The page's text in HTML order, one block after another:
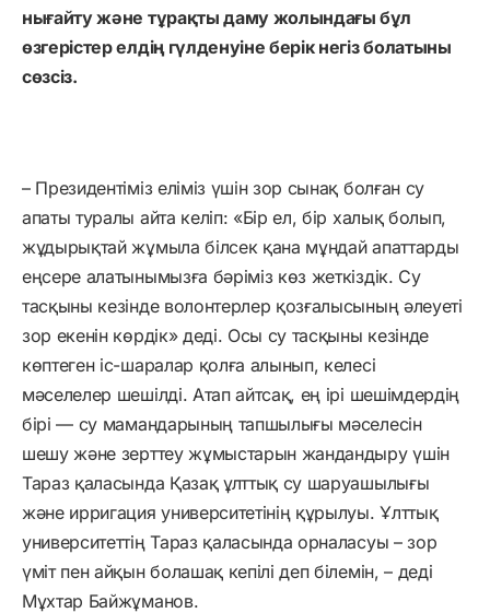
нығайту және тұрақты даму жолындағы бұл
өзгерістер елдің гүлденуіне берік негіз болатыны
сөзсіз.
– Президентіміз еліміз үшін зор сынақ болған су
апаты туралы айта келіп: «Бір ел, бір халық болып,
жұдырықтай жұмыла білсек қана мұндай апаттарды
еңсере алатынымызға бәріміз көз жеткіздік. Су
тасқыны кезінде волонтерлер қозғалысының әлеуеті
зор екенін көрдік» деді. Осы су тасқыны кезінде
көптеген іс-шаралар қолға алынып, келесі
мәселелер шешілді. Атап айтсақ, ең ірі шешімдердің
бірі — су мамандарының тапшылығы мәселесін
шешу және зерттеу жұмыстарын жандандыру үшін
Тараз қаласында Қазақ ұлттық су шаруашылығы
және ирригация университетінің құрылуы. Ұлттық
университеттің Тараз қаласында орналасуы – зор
үміт пен айқын болашақ кепілі деп білемін, – деді
Мұхтар Байжұманов.